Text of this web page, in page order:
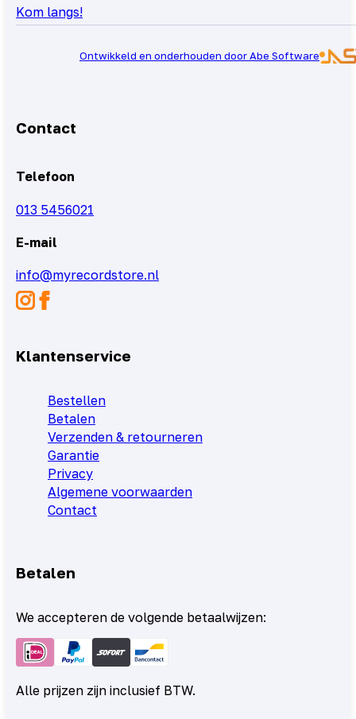
Kom langs!
Ontwikkeld en onderhouden door Abe Software
Contact
Telefoon
013 5456021
E-mail
info@myrecordstore.nl
Klantenservice
Bestellen
Betalen
Verzenden & retourneren
Garantie
Privacy
Algemene voorwaarden
Contact
Betalen
We accepteren de volgende betaalwijzen:
Alle prijzen zijn inclusief BTW.